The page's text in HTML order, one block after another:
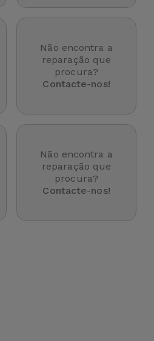
Não encontra a
reparação que
procura?
Contacte-nos!
Não encontra a
reparação que
procura?
Contacte-nos!